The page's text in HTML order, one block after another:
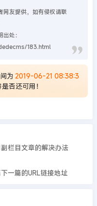
网友提供，如有侵权请联
处：
183.html
为 2019-06-21 08:38:3
否还可用！
栏目文章的解决办法
一篇的URL链接地址